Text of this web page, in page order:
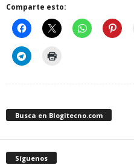
Comparte esto:
Busca en Blogitecno.com
Síguenos